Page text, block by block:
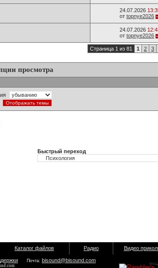
24.07.2026
от topnye2026
24.07.2026
от topnye2026
Страница 1 из 81 1 2 3
просмотра
Быстрый переход
Каталог файлов Радио Видео
Почта: bisound@bisound.com